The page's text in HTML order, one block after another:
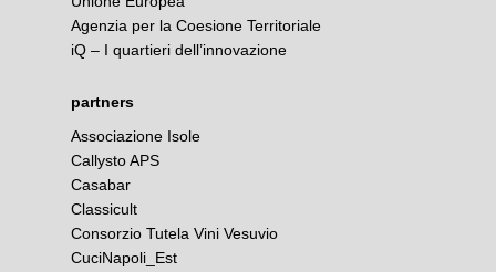
Agenzia per la Coesione Territoriale
iQ – I quartieri dell’innovazione
partners
Associazione Isole
Callysto APS
Casabar
Classicult
Consorzio Tutela Vini Vesuvio
CuciNapoli_Est